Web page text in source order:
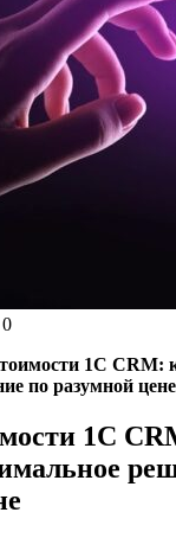
0
1С CRM:
по разумной
1С